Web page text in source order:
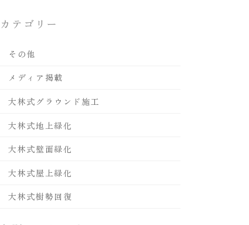
カテゴリー
その他
メディア掲載
大林式グラウンド施工
大林式地上緑化
大林式壁面緑化
大林式屋上緑化
大林式樹勢回復